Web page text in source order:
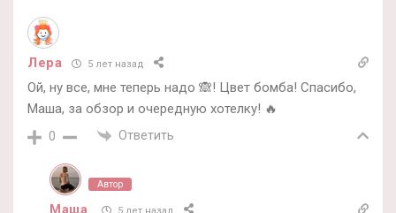
Лера 5 лет назад
Ой, ну все, мне теперь надо 🙈! Цвет бомба! Спасибо,
Маша, за обзор и очередную хотелку! 🔥
0 Ответить
Автор
Маша 5 лет назад